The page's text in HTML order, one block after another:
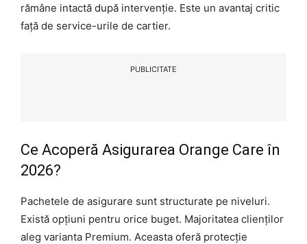
rămâne intactă după intervenție. Este un avantaj critic
față de service-urile de cartier.
PUBLICITATE
Ce Acoperă Asigurarea Orange Care în
2026?
Pachetele de asigurare sunt structurate pe niveluri.
Există opțiuni pentru orice buget. Majoritatea clienților
aleg varianta Premium. Aceasta oferă protecție